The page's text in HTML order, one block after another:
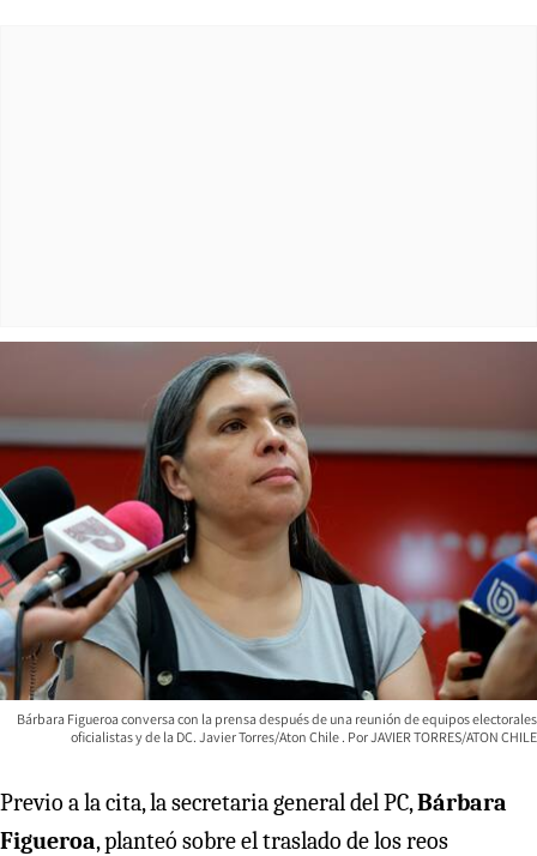
Bárbara Figueroa conversa con la prensa después de una reunión de equipos electorales
oficialistas y de la DC. Javier Torres/Aton Chile
JAVIER TORRES/ATON CHILE
Previo a la cita, la secretaria general del PC,Bárbara
Figueroa, planteó sobre el traslado de los reos